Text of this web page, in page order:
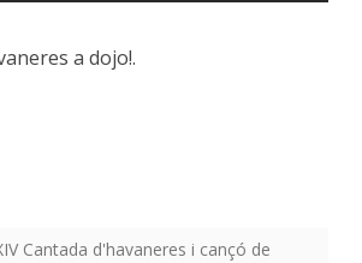
a dojo!.
Cantada d'havaneres i cançó de